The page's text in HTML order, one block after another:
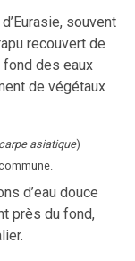
souvent
recouvert de
des eaux
de végétaux
carpe asiatique)
d’eau douce
près du fond,